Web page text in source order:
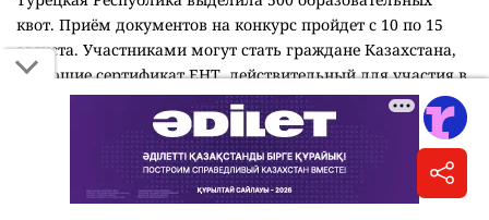
квот. Приём документов на конкурс пройдет с 10 по 15
августа. Участниками могут стать граждане Казахстана,
имеющие сертификат ЕНТ, действительный для участия в
конкурсе на государственный образовательный грант, и
набравшие проходной балл, установленный
Кызылординский университет имени Коркыт ата